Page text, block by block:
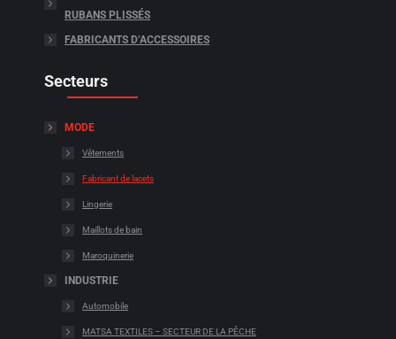
RUBANS PLISSÉS
FABRICANTS D’ACCESSOIRES
Secteurs
MODE
Vêtements
Fabricant de lacets
Lingerie
Maillots de bain
Maroquinerie
INDUSTRIE
Automobile
MATSA TEXTILES – SECTEUR DE LA PÊCHE